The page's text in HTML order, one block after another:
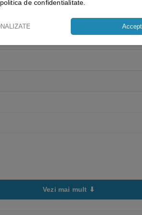
Vezi mai mult ⬇
de confidentialitate.